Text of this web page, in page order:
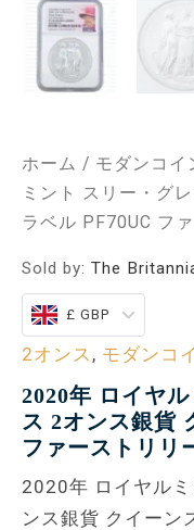
ホーム / モダンコイ
ミント スリー・グ
ラベル PF70UC フ
Sold by: The
£ GBP
2オンス , モダンコ
2020年 ロイヤ
ス 2オンス銀貨
ファーストリリ
2020年 ロイヤル
ンス銀貨 クイーン
ー
ベ
ル
PF70UC
ァ
ス
ト
リ
ー
ス
個